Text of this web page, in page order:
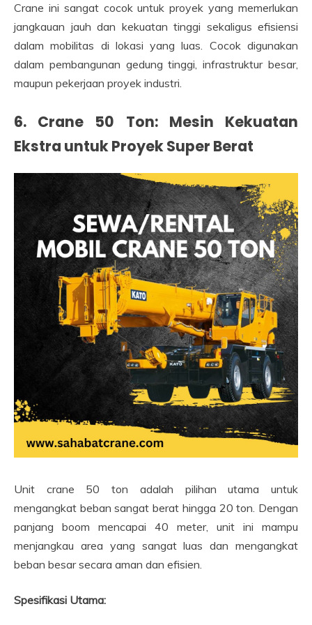
Crane ini sangat cocok untuk proyek yang memerlukan
jangkauan jauh dan kekuatan tinggi sekaligus efisiensi
dalam mobilitas di lokasi yang luas. Cocok digunakan
dalam pembangunan gedung tinggi, infrastruktur besar,
maupun pekerjaan proyek industri.
6. Crane 50 Ton: Mesin Kekuatan
Ekstra untuk Proyek Super Berat
Unit crane 50 ton adalah pilihan utama untuk
mengangkat beban sangat berat hingga 20 ton. Dengan
panjang boom mencapai 40 meter, unit ini mampu
menjangkau area yang sangat luas dan mengangkat
beban besar secara aman dan efisien.
Spesifikasi Utama: